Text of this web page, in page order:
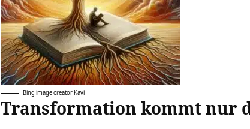
Bing image creator Kavi
Transformation kommt nur